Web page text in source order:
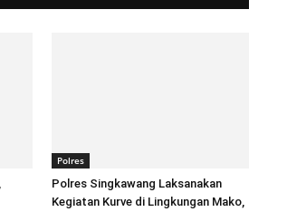
Polres
Polres Singkawang Laksanakan
Kegiatan Kurve di Lingkungan Mako,